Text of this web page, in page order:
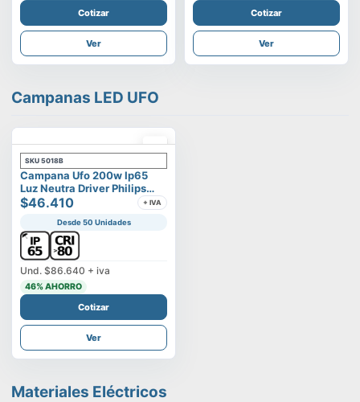
Cotizar
Ver
Cotizar
Ver
Campanas LED UFO
SKU 5018B
Campana Ufo 200w Ip65
Luz Neutra Driver Philips
Modelo Eltanin
$46.410 + IVA
Desde 50 Unidades
Und. $86.640 + iva
46% AHORRO
Cotizar
Ver
Materiales Eléctricos